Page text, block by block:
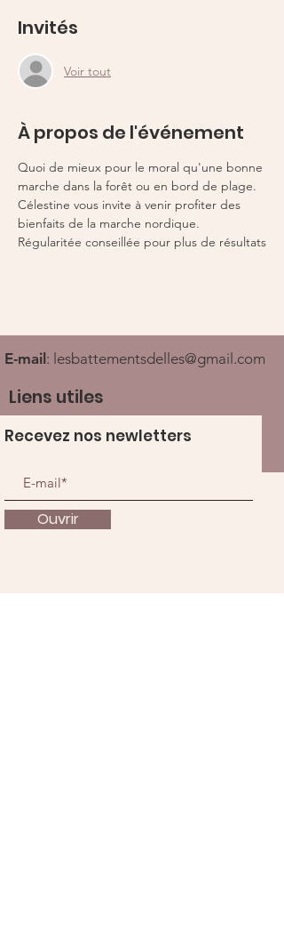
Invités
Voir tout
À propos de l'événement
Quoi de mieux pour le moral qu'une bonne
marche dans la forêt ou en bord de plage.
Célestine vous invite à venir profiter des
bienfaits de la marche nordique.
Régularitée conseillée pour plus de résultats
E-mail : lesbattementsdelles@gmail.com
Liens utiles
Recevez nos newletters
Ouvrir